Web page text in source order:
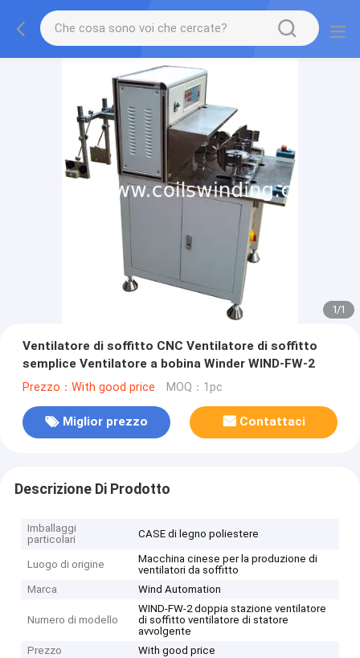
1/1
Ventilatore di soffitto CNC Ventilatore di soffitto
semplice Ventilatore a bobina Winder WIND-FW-2
Prezzo：With good price MOQ：1pc
Miglior prezzo Contattaci
Descrizione Di Prodotto
Imballaggi
particolari
CASE di legno poliestere
Luogo di origine
Macchina cinese per la produzione di
ventilatori da soffitto
Marca
Wind Automation
Numero di modello
WIND-FW-2 doppia stazione ventilatore
di soffitto ventilatore di statore
avvolgente
Prezzo
With good price